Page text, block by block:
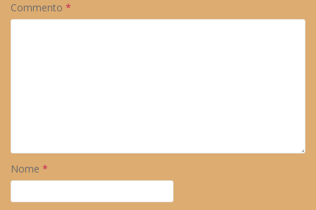
Commento *
Nome *